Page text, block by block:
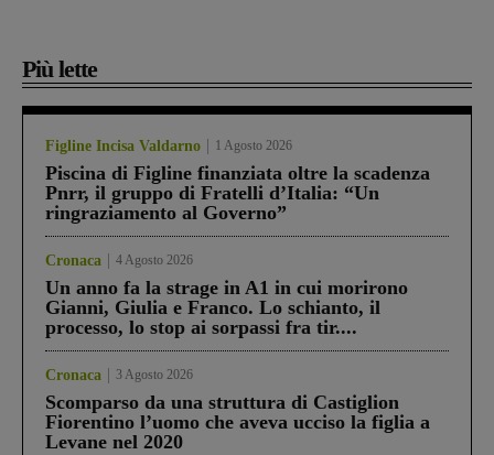
Più lette
Figline Incisa Valdarno 1 Agosto 2026
Piscina di Figline finanziata oltre la scadenza
Pnrr, il gruppo di Fratelli d’Italia: “Un
ringraziamento al Governo”
Cronaca 4 Agosto 2026
Un anno fa la strage in A1 in cui morirono
Gianni, Giulia e Franco. Lo schianto, il
processo, lo stop ai sorpassi fra tir....
Cronaca 3 Agosto 2026
Scomparso da una struttura di Castiglion
Fiorentino l’uomo che aveva ucciso la figlia a
Levane nel 2020